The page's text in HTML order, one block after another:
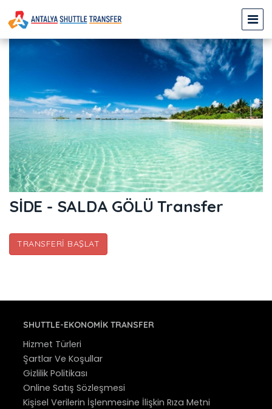
SİDE - SALDA GÖLÜ Transfer
TRANSFERI BAŞLAT
SHUTTLE-EKONOMIK TRANSFER
Hizmet Türleri
Şartlar Ve Koşullar
Gizlilik Politikası
Online Satış Sözleşmesi
Kişisel Verilerin İşlenmesine İlişkin Rıza Metni